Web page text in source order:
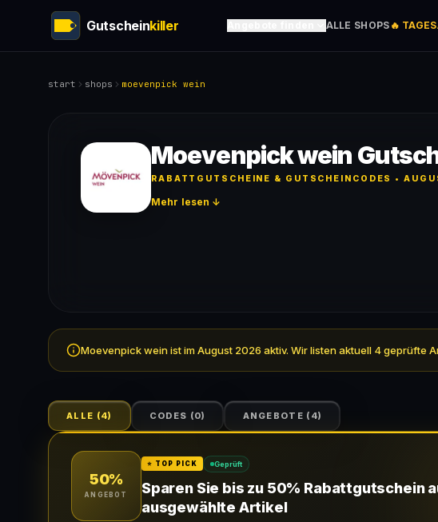
Gutscheinkiller ALLE SHOPS 🔥
start shops moevenpick wein
Moevenpick wein
RABATTGUTSCHEINE & GUTSCHEINCODES •
Mehr lesen ↓
Moevenpick wein ist im August 2026 aktiv. Wir listen aktuell 4 geprüfte
ALLE (4) CODES (0) ANGEBOTE ( 4)
50%
ANGEBOT
⭐ TOP PICK Geprüft
Sparen Sie bis zu 50% Rabattgutschein
ausgewählte Artikel